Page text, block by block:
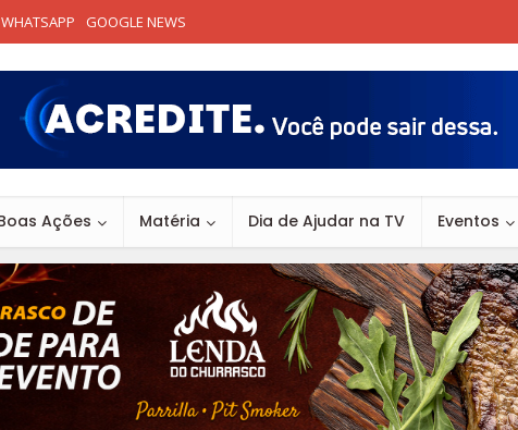
WHATSAPP GOOGLE NEWS
Ações Matéria Dia de Ajudar na TV Eventos